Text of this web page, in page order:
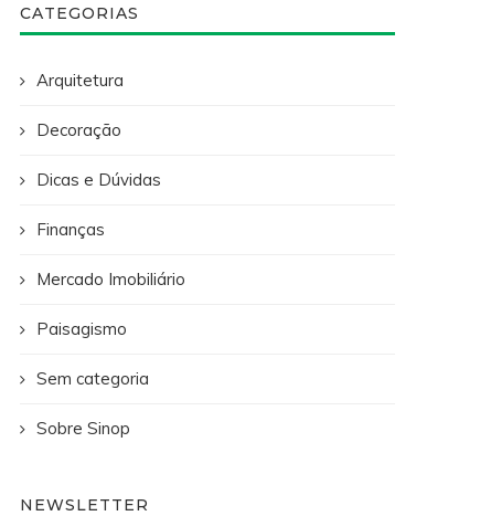
CATEGORIAS
Arquitetura
Decoração
Dicas e Dúvidas
Finanças
Mercado Imobiliário
Paisagismo
Sem categoria
Sobre Sinop
NEWSLETTER